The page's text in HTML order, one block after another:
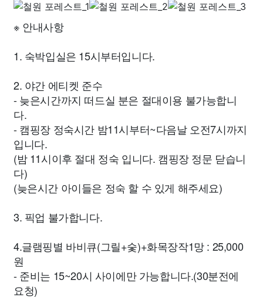
※ 안내사항
1. 숙박입실은 15시부터입니다.
2. 야간 에티켓 준수
- 늦은시간까지 떠드실 분은 절대이용 불가능합니
다.
- 캠핑장 정숙시간 밤11시부터~다음날 오전7시까지
입니다.
(밤 11시이후 절대 정숙 입니다. 캠핑장 정문 닫습니
다)
(늦은시간 아이들은 정숙 할 수 있게 해주세요)
3. 픽업 불가합니다.
4.글램핑별 바비큐(그릴+숯)+화목장작1망 : 25,000
원
- 준비는 15~20시 사이에만 가능합니다.(30분전에
요청)